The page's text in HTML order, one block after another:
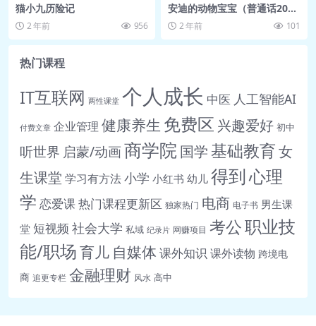
猫小九历险记
2 年前 956
安迪的动物宝宝（普通话20
集）2 年前 101
热门课程
IT互联网 两性课堂 个人成长 中医 人工智能AI
付费文章 企业管理 健康养生 免费区 兴趣爱好 初中
听世界 启蒙/动画商学院国学 基础教育女
生课堂 学习有方法小学 小红书 幼儿 得到心理
学 恋爱课热门课程更新区 独家热门 电商 电子书 男生课
堂 短视频 社会大学 私域 纪录片 网赚项目 考公职业技
能/职场育儿 自媒体 课外知识 课外读物 跨境电
商 追更专栏 金融理财 风水 高中